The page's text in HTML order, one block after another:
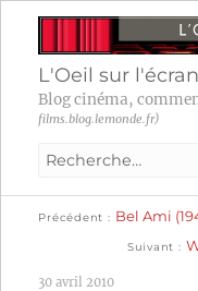
L'Oeil sur l'écran
Blog cinéma,
films.blog.lemonde.fr)
Recherche
:
Navigation
Précédent Bel Ami
Suivant
30 avril 2010